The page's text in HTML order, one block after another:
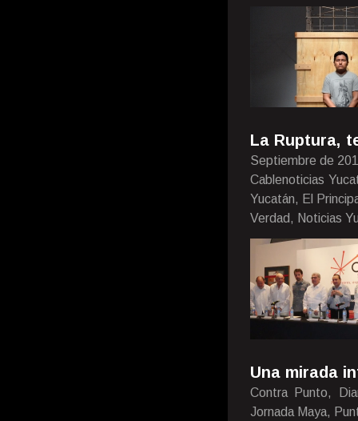
La Ruptura,
Septiembre de
Cablenoticias
Yucatán, El
Verdad, Noticias
Una mirada
Contra Punto,
Jornada Maya,